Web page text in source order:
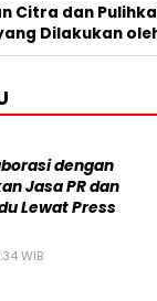
Citra dan
Dilakukan
dengan
Jasa PR dan
Lewat Press
WIB